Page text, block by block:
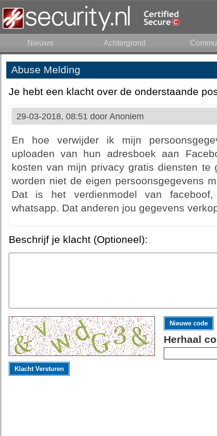
Nieuws Achtergrond
Abuse Melding
Je hebt een klacht over de onderstaande
29-03-2018, 08:51 door Anoniem
En hoe verwijder ik mijn
uploaden van hun adresboek aan
kosten van mijn privacy gratis diensten te
worden niet de eigen persoonsgegevens
Dat is het verdienmodel van faceboof,
whatsapp. Dat anderen jou gegevens
Beschrijf je klacht (Optioneel):
Nieuwe code
Herhaal
Klacht Versturen